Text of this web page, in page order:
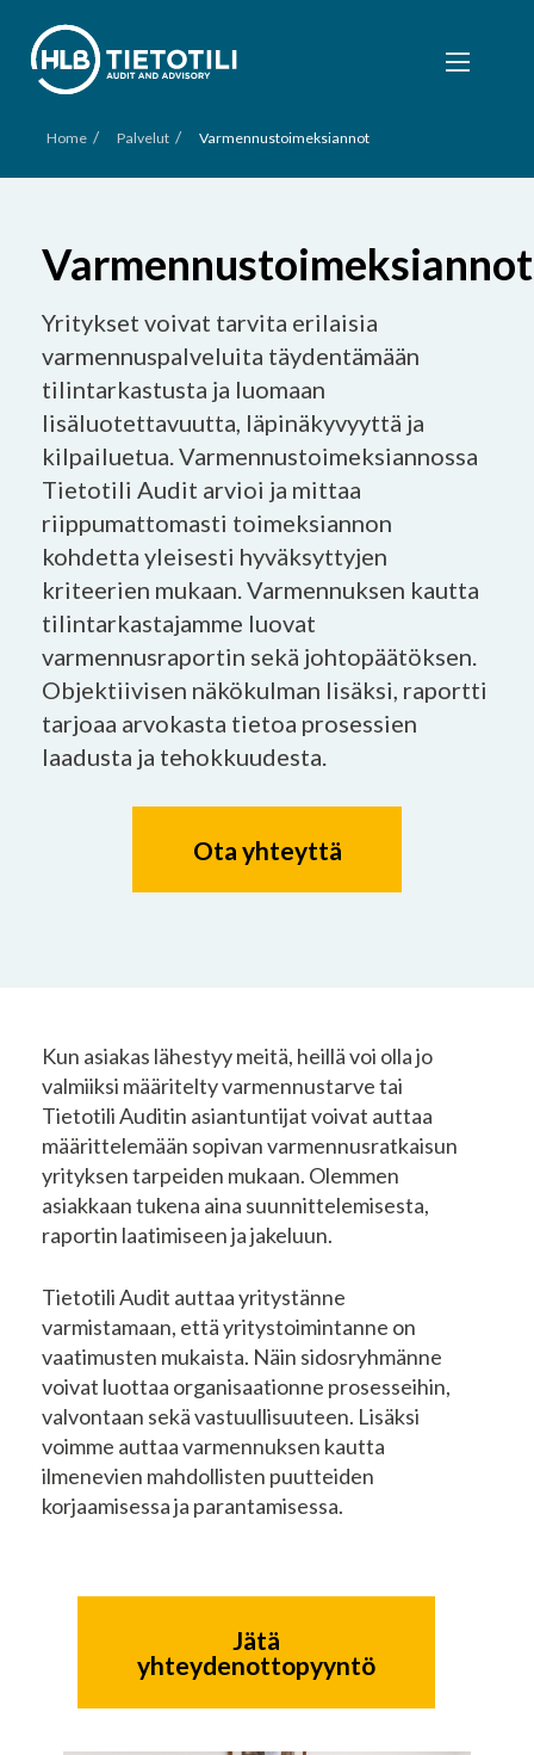
Home / Palvelut / Varmennustoimeksiannot
Varmennustoimeksiannot
Yritykset voivat tarvita erilaisia
varmennuspalveluita täydentämään
tilintarkastusta ja luomaan
lisäluotettavuutta, läpinäkyvyyttä ja
kilpailuetua. Varmennustoimeksiannossa
Tietotili Audit arvioi ja mittaa
riippumattomasti toimeksiannon
kohdetta yleisesti hyväksyttyjen
kriteerien mukaan. Varmennuksen kautta
tilintarkastajamme luovat
varmennusraportin sekä johtopäätöksen.
Objektiivisen näkökulman lisäksi, raportti
tarjoaa arvokasta tietoa prosessien
laadusta ja tehokkuudesta.
Ota yhteyttä
Kun asiakas lähestyy meitä, heillä voi olla jo
valmiiksi määritelty varmennustarve tai
Tietotili Auditin asiantuntijat voivat auttaa
määrittelemään sopivan varmennusratkaisun
yrityksen tarpeiden mukaan. Olemmen
asiakkaan tukena aina suunnittelemisesta,
raportin laatimiseen ja jakeluun.
Tietotili Audit auttaa yritystänne
varmistamaan, että yritystoimintanne on
vaatimusten mukaista. Näin sidosryhmänne
voivat luottaa organisaationne prosesseihin,
valvontaan sekä vastuullisuuteen. Lisäksi
voimme auttaa varmennuksen kautta
ilmenevien mahdollisten puutteiden
korjaamisessa ja parantamisessa.
Jätä
yhteydenottopyyntö